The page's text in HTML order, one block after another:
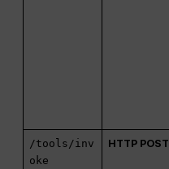
/tools/inv
oke
HTTP POST